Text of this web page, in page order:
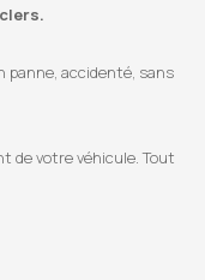
panne, accidenté, sans
de votre véhicule. Tout